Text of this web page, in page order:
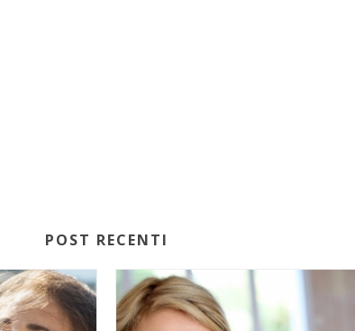
POST RECENTI